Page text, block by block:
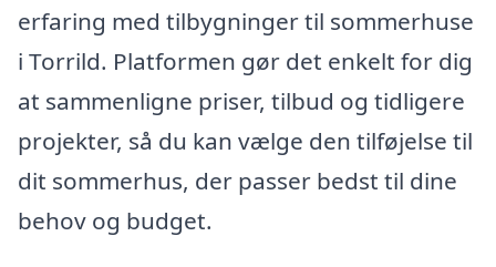
erfaring med tilbygninger til sommerhuse
i Torrild. Platformen gør det enkelt for dig
at sammenligne priser, tilbud og tidligere
projekter, så du kan vælge den tilføjelse til
dit sommerhus, der passer bedst til dine
behov og budget.